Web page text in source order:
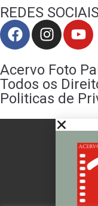
REDES
Acervo Foto
Todos os
Politicas de